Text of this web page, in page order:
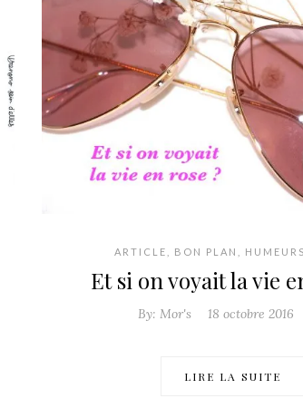
ARTICLE BON PLAN HUMEURS
Et si on voyait la vie
By: Mor's 18 octobre 2016
LIRE LA SUITE